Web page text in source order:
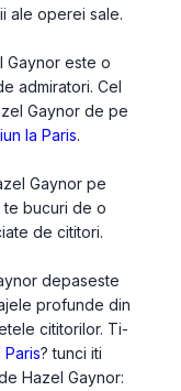
ale operei sale.
Gaynor este o
admiratori. Cel
Gaynor de pe
la Paris.
Gaynor pe
te bucuri de o
de cititori.
depaseste
profunde din
cititorilor. Ti-
Paris? tunci iti
Hazel Gaynor: